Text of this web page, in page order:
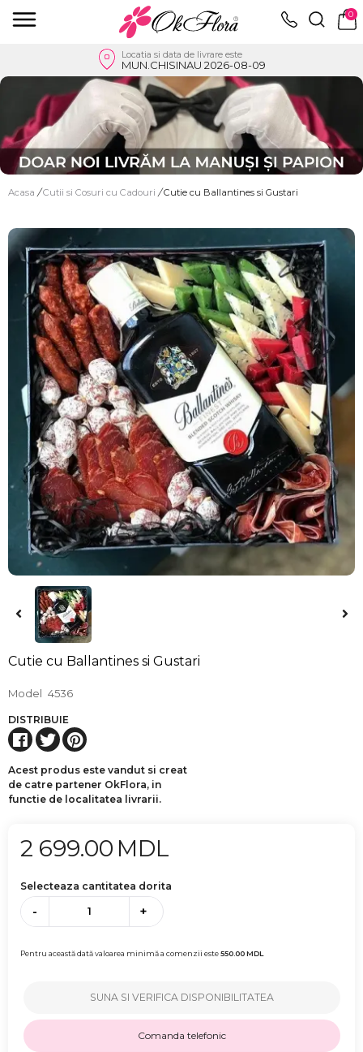
0
Locatia si data de livrare este
MUN.CHISINAU 2026-08-09
Acasa / Cutii si Cosuri cu Cadouri / Cutie cu Ballantines si Gustari
Cutie cu Ballantines si Gustari
Model 4536
DISTRIBUIE
Acest produs este vandut si creat
de catre partener OkFlora, in
functie de localitatea livrarii.
2 699.00 MDL
Selecteaza cantitatea dorita
- +
Pentru această dată valoarea minimă a comenzii este550.00MDL
SUNA SI VERIFICA DISPONIBILITATEA
Comanda telefonic